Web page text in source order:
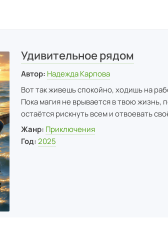
Удивительное рядом
Автор: Надежда Карпова
Вот так живешь спокойно, ходишь на
Пока магия не врывается в твою жизнь,
остаётся рискнуть всем и отвоевать
Жанр: Приключения
Год: 2025